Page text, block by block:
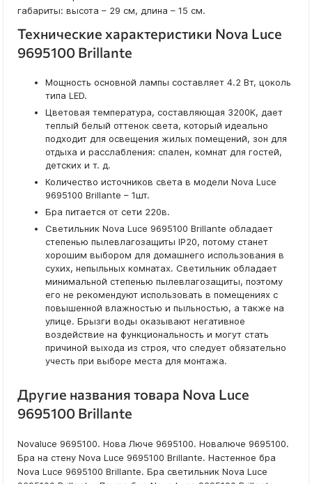
габариты: высота – 29 см, длина – 15 см.
Технические характеристики Nova Luce
9695100 Brillante
Мощность основной лампы составляет 4.2 Вт, цоколь
типа LED.
Цветовая температура, составляющая 3200K, дает
теплый белый оттенок света, который идеально
подходит для освещения жилых помещений, зон для
отдыха и расслабления: спален, комнат для гостей,
детских и т. д.
Количество источников света в модели Nova Luce
9695100 Brillante – 1шт.
Бра питается от сети 220в.
Светильник Nova Luce 9695100 Brillante обладает
степенью пылевлагозащиты IP20, потому станет
хорошим выбором для домашнего использования в
сухих, непыльных комнатах. Светильник обладает
минимальной степенью пылевлагозащиты, поэтому
его не рекомендуют использовать в помещениях с
повышенной влажностью и пыльностью, а также на
улице. Брызги воды оказывают негативное
воздействие на функциональность и могут стать
причиной выхода из строя, что следует обязательно
учесть при выборе места для монтажа.
Другие названия товара Nova Luce
9695100 Brillante
Novaluce 9695100. Нова Люче 9695100. Новалюче 9695100.
Бра на стену Nova Luce 9695100 Brillante. Настенное бра
Nova Luce 9695100 Brillante. Бра светильник Nova Luce